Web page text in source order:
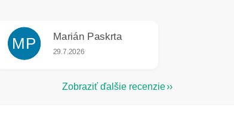
MP Marián Paskrta
Hodnotenie obchodu je 5 z 5 hviezdičiek.
29.7.2026
Zobraziť ďalšie recenzie